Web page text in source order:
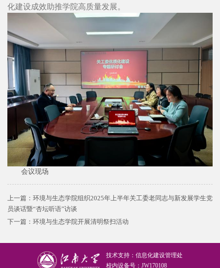
化建设成效助推学院高质量发展。
会议现场
上一篇： 环境与生态学院组织2025年上半年关工委老同志与新发展学生党
员谈话暨“杏坛听语”访谈
下一篇： 环境与生态学院开展清明祭扫活动
技术支持：信息化建设管理处
校内设备号：JW170108